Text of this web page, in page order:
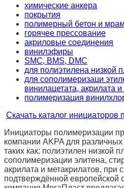
химические анкера
покрытия
полимерный бетон и
горячее прессование
акриловые соединения
винилэфиры
SMC, BMS, DMC
для полиэтилена низкой
для сополимеризаци
винилацетата, акрилата
полимеризация
Скачать каталог инициаторов
Инициаторы полимеризации
компании AKPA для
таких как: полиэтилен низкой
сополимеризации элитена,
акрилата и метакрилатов, при
подтверждённой европейской